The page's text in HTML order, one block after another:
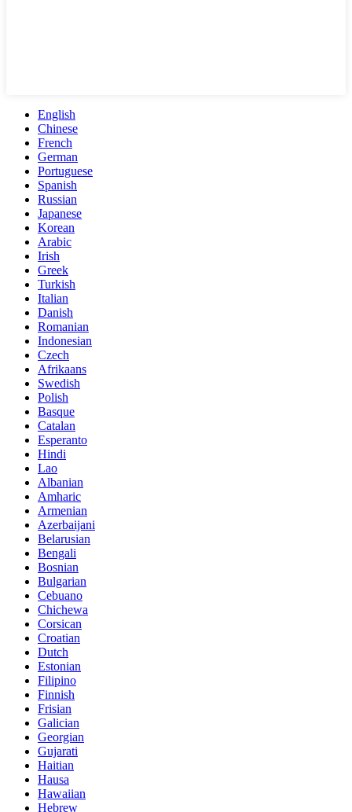
English
Chinese
French
German
Portuguese
Spanish
Russian
Japanese
Korean
Arabic
Irish
Greek
Turkish
Italian
Danish
Romanian
Indonesian
Czech
Afrikaans
Swedish
Polish
Basque
Catalan
Esperanto
Hindi
Lao
Albanian
Amharic
Armenian
Azerbaijani
Belarusian
Bengali
Bosnian
Bulgarian
Cebuano
Chichewa
Corsican
Croatian
Dutch
Estonian
Filipino
Finnish
Frisian
Galician
Georgian
Gujarati
Haitian
Hausa
Hawaiian
Hebrew